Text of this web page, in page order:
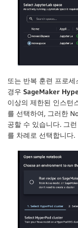
또는 반복 훈련 프로
경우 SageMaker
이상의 제한된 인스턴
를 선택하여, 그러한
공할 수 있습니다. 그
를 차례로 선택합니다.